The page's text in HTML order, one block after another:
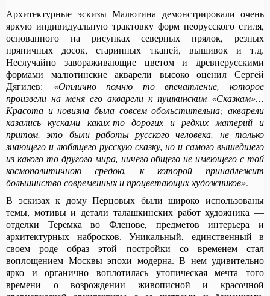
Архитектурные эскизы Малютина демонстрировали очень
яркую индивидуальную трактовку форм неорусского стиля,
основанного на рисунках северных прялок, резных
пряничных досок, старинных тканей, вышивок и т.д.
Неслучайно завораживающие цветом и древнерусскими
формами малютинские акварели высоко оценил Сергей
Дягилев: «Отлично помню то впечатление, которое
произвели на меня его акварели к пушкинским «Сказкам»…
Красота и новизна была совсем обольстительна; акварели
казались кусками каких-то дорогих и редких материй и
притом, это были работы русского человека, не только
знающего и любящего русскую сказку, но и самого вышедшего
из какого-то другого мира, ничего общего не имеющего с той
космополитичною средою, к которой принадлежит
большинство современных и процветающих художников».
В эскизах к дому Перцовых были широко использованы
темы, мотивы и детали талашкинских работ художника —
отделки Теремка во Фленове, предметов интерьера и
архитектурных набросков. Уникальный, единственный в
своем роде образ этой постройки со временем стал
воплощением Москвы эпохи модерна. В нем удивительно
ярко и органично воплотилась утопическая мечта того
времени о возрождении живописной и красочной